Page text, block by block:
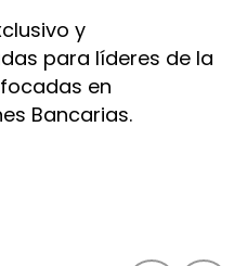
y
para líderes de la
en
Bancarias.